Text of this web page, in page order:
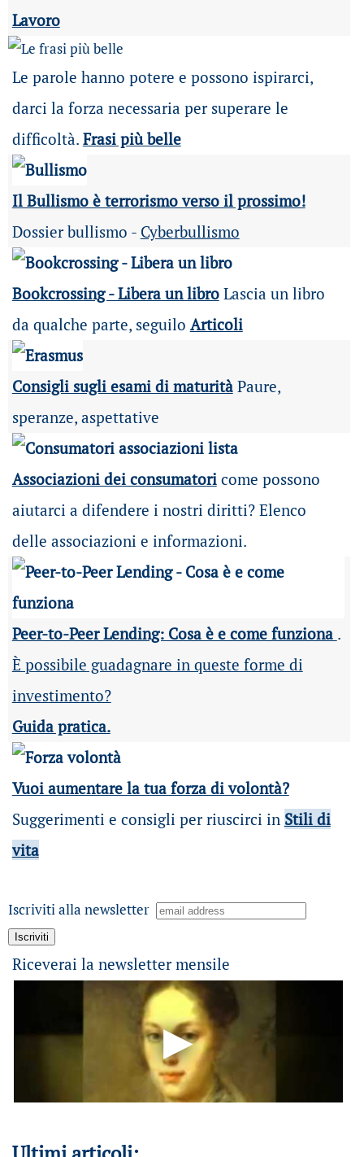
Lavoro
Le parole hanno potere e possono ispirarci,
darci la forza necessaria per superare le
difficoltà. Frasi più belle
Il Bullismo è terrorismo verso il prossimo!
Dossier bullismo - Cyberbullismo
Bookcrossing - Libera un libroLascia un libro
da qualche parte, seguilo Articoli
Consigli sugli esami di maturità Paure,
speranze, aspettative
Associazioni dei consumatoricome possono
aiutarci a difendere i nostri diritti? Elenco
delle associazioni e informazioni.
Peer-to-Peer Lending: Cosa è e come funziona .
È possibile guadagnare in queste forme di
investimento?
Guida pratica.
Vuoi aumentare la tua forza di volontà?
Suggerimenti e consigli per riuscirci in Stili di
vita
Iscriviti alla newsletter
Riceverai la newsletter mensile